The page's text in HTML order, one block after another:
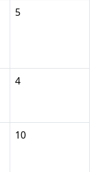
5
4
10